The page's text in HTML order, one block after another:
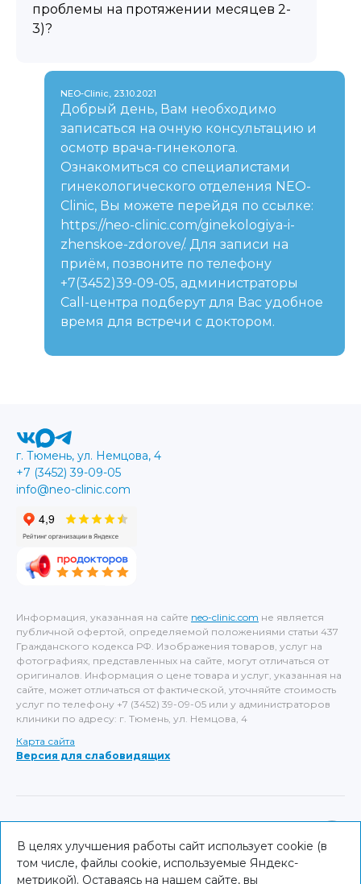
проблемы на протяжении месяцев 2-
3)?
NEO-Clinic, 23.10.2021
Добрый день, Вам необходимо
записаться на очную консультацию и
осмотр врача-гинеколога.
Ознакомиться со специалистами
гинекологического отделения NEO-
Clinic, Вы можете перейдя по ссылке:
https://neo-clinic.com/ginekologiya-i-
zhenskoe-zdorove/. Для записи на
приём, позвоните по телефону
+7(3452)39-09-05, администраторы
Call-центра подберут для Вас удобное
время для встречи с доктором.
Информация, указанная на сайте neo-clinic.com не является
публичной офертой, определяемой положениями статьи 437
Гражданского кодекса РФ. Изображения товаров, услуг на
фотографиях, представленных на сайте, могут отличаться от
оригиналов. Информация о цене товара и услуг, указанная на
сайте, может отличаться от фактической, уточняйте стоимость
услуг по телефону +7 (3452) 39-09-05 или у администраторов
клиники по адресу: г. Тюмень, ул. Немцова, 4
Карта сайта
Версия для слабовидящих
г. Тюмень, ул. Немцова, 4
+7 (3452) 39-09-05
info@neo-clinic.com
© NEO Clinic — 2026
КОНСУЛЬТАЦИЯ СПЕЦИАЛИСТА
В целях улучшения работы сайт использует cookie (в
том числе, файлы cookie, используемые Яндекс-
метрикой). Оставаясь на нашем сайте, вы